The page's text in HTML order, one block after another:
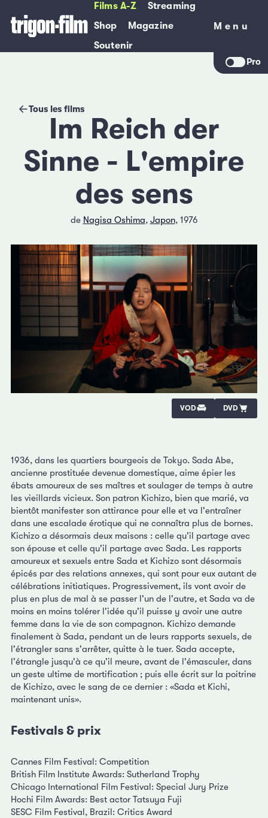
Films A-Z
Streaming
Shop
Magazine
Soutenir
Menu
Menu
Pro
Tous les films
Im Reich der
Sinne - L'empire
des sens
de Nagisa Oshima, Japon, 1976
VOD DVD
1936, dans les quartiers bourgeois de Tokyo. Sada Abe,
ancienne prostituée devenue domestique, aime épier les
ébats amoureux de ses maîtres et soulager de temps à autre
les vieillards vicieux. Son patron Kichizo, bien que marié, va
bientôt manifester son attirance pour elle et va l'entraîner
dans une escalade érotique qui ne connaîtra plus de bornes.
Kichizo a désormais deux maisons : celle qu'il partage avec
son épouse et celle qu'il partage avec Sada. Les rapports
amoureux et sexuels entre Sada et Kichizo sont désormais
épicés par des relations annexes, qui sont pour eux autant de
célébrations initiatiques. Progressivement, ils vont avoir de
plus en plus de mal à se passer l'un de l'autre, et Sada va de
moins en moins tolérer l'idée qu'il puisse y avoir une autre
femme dans la vie de son compagnon. Kichizo demande
finalement à Sada, pendant un de leurs rapports sexuels, de
l'étrangler sans s'arrêter, quitte à le tuer. Sada accepte,
l'étrangle jusqu'à ce qu'il meure, avant de l'émasculer, dans
un geste ultime de mortification ; puis elle écrit sur la poitrine
de Kichizo, avec le sang de ce dernier : «Sada et Kichi,
maintenant unis».
Festivals & prix
Cannes Film Festival: Competition
British Film Institute Awards: Sutherland Trophy
Chicago International Film Festival: Special Jury Prize
Hochi Film Awards: Best actor Tatsuya Fuji
SESC Film Festival, Brazil: Critics Award